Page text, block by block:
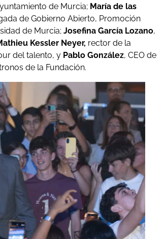
de Murcia; María de las
de Gobierno Abierto, Promoción
de Murcia; Josefina García Lozano,
Kessler Neyer, rector de la
del talento, y Pablo González, CEO de
de la Fundación.